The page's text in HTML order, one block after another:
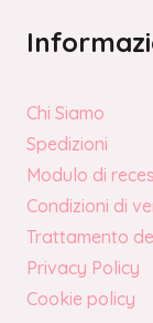
Chi Siamo
Spedizioni
Modulo di
Condizioni di
Trattamento
Privacy Policy
Cookie policy